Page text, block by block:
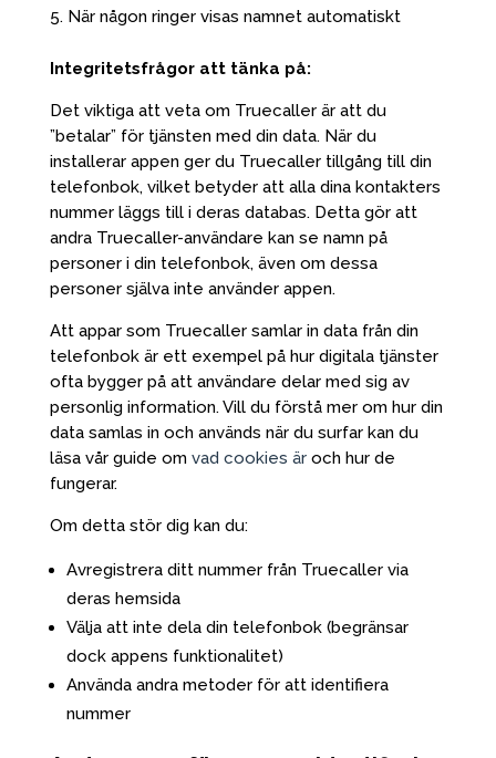
När någon ringer visas namnet automatiskt
Integritetsfrågor att tänka på:
Det viktiga att veta om Truecaller är att du
”betalar” för tjänsten med din data. När du
installerar appen ger du Truecaller tillgång till din
telefonbok, vilket betyder att alla dina kontakters
nummer läggs till i deras databas. Detta gör att
andra Truecaller-användare kan se namn på
personer i din telefonbok, även om dessa
personer själva inte använder appen.
Att appar som Truecaller samlar in data från din
telefonbok är ett exempel på hur digitala tjänster
ofta bygger på att användare delar med sig av
personlig information. Vill du förstå mer om hur din
data samlas in och används när du surfar kan du
läsa vår guide om vad cookies äroch hur de
fungerar.
Om detta stör dig kan du:
Avregistrera ditt nummer från Truecaller via
deras hemsida
Välja att inte dela din telefonbok (begränsar
dock appens funktionalitet)
Använda andra metoder för att identifiera
nummer